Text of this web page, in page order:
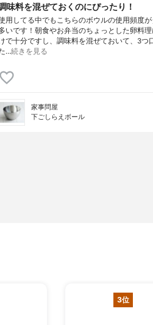
味料を混ぜておくのにぴったり！
用してる中でもこちらのボウルの使用頻度
いです！朝食やお弁当のちょっとした卵料
で十分ですし、調味料を混ぜておいて、3つ
…続きを見る
家事問屋
下ごしらえボール
3位